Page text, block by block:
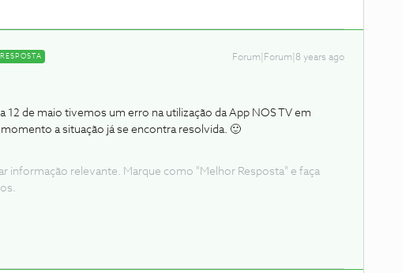
RESPOSTA Forum|Forum|8 years ago
12 de maio tivemos um erro na utilização da App NOS TV em
a situação já se encontra resolvida. 🙂
informação relevante. Marque como "Melhor Resposta" e faça